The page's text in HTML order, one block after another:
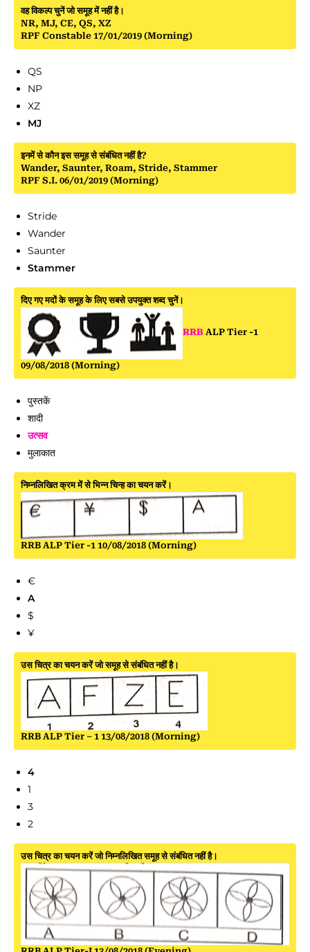
वह विकल्प चुनें जो समूह में नहीं है।
NR, MJ, CE, QS, XZ
RPF Constable 17/01/2019 (Morning)
QS
NP
XZ
MJ
इनमें से कौन इस समूह से संबंधित नहीं है?
Wander, Saunter, Roam, Stride, Stammer
RPF S.I. 06/01/2019 (Morning)
Stride
Wander
Saunter
Stammer
दिए गए मदों के समूह के लिए सबसे उपयुक्त शब्द चुनें।
RRB ALP Tier -1
09/08/2018 (Morning)
पुस्तकें
शादी
उत्सव
मुलाकात
निम्नलिखित क्रम में से भिन्न चिन्ह का चयन करें।
RRB ALP Tier -1 10/08/2018 (Morning)
€
A
$
¥
उस चित्र का चयन करें जो समूह से संबंधित नहीं है।
RRB ALP Tier – 1 13/08/2018 (Morning)
4
1
3
2
उस चित्र का चयन करें जो निम्नलिखित समूह से संबंधित नहीं है।